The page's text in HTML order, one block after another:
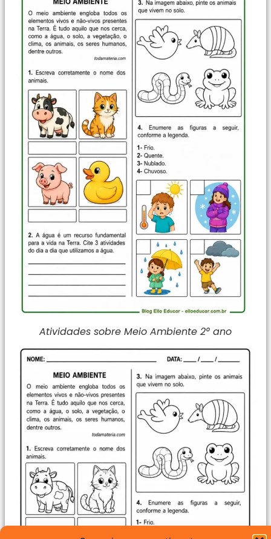
Atividades sobre Meio Ambiente 2° ano